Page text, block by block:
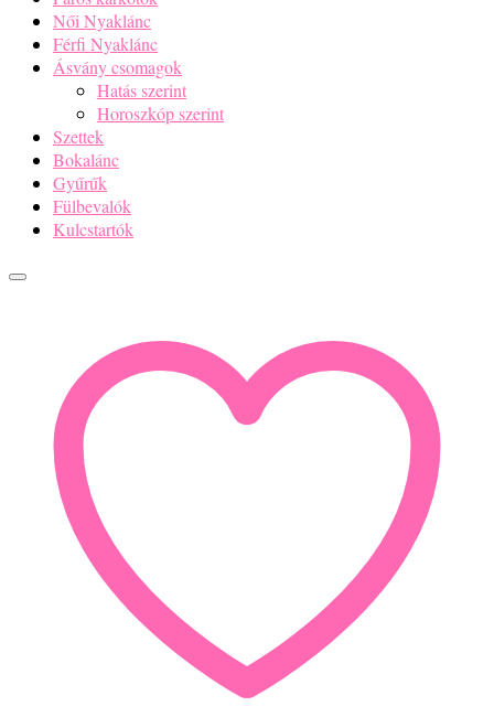
Női Nyaklánc
Férfi Nyaklánc
Ásvány csomagok
Hatás szerint
Horoszkóp szerint
Szettek
Bokalánc
Gyűrűk
Fülbevalók
Kulcstartók